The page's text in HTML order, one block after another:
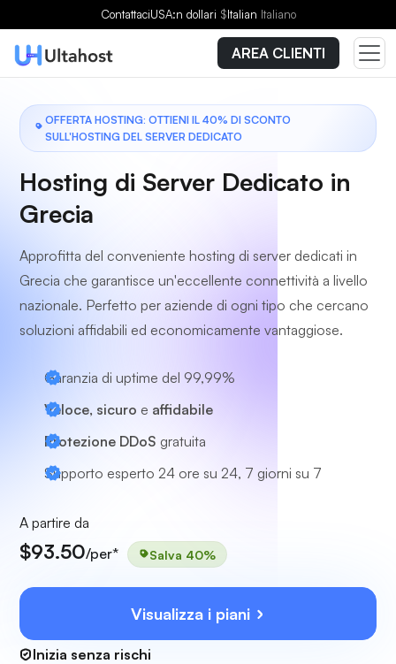
ContattaciUSA:n dollari $Italian Italiano
AREA CLIENTI
OFFERTA HOSTING: OTTIENI IL 40% DI SCONTO
SULL'HOSTING DEL SERVER DEDICATO
Hosting di Server Dedicato in
Grecia
Approfitta del conveniente hosting di server dedicati in
Grecia che garantisce un'eccellente connettività a livello
nazionale. Perfetto per aziende di ogni tipo che cercano
soluzioni affidabili ed economicamente vantaggiose.
Garanzia di uptime del 99,99%
Veloce, sicuro e affidabile
Protezione DDoS gratuita
Supporto esperto 24 ore su 24, 7 giorni su 7
A partire da
$93.50/per* Salva 40%
Visualizza i piani
Inizia senza rischi